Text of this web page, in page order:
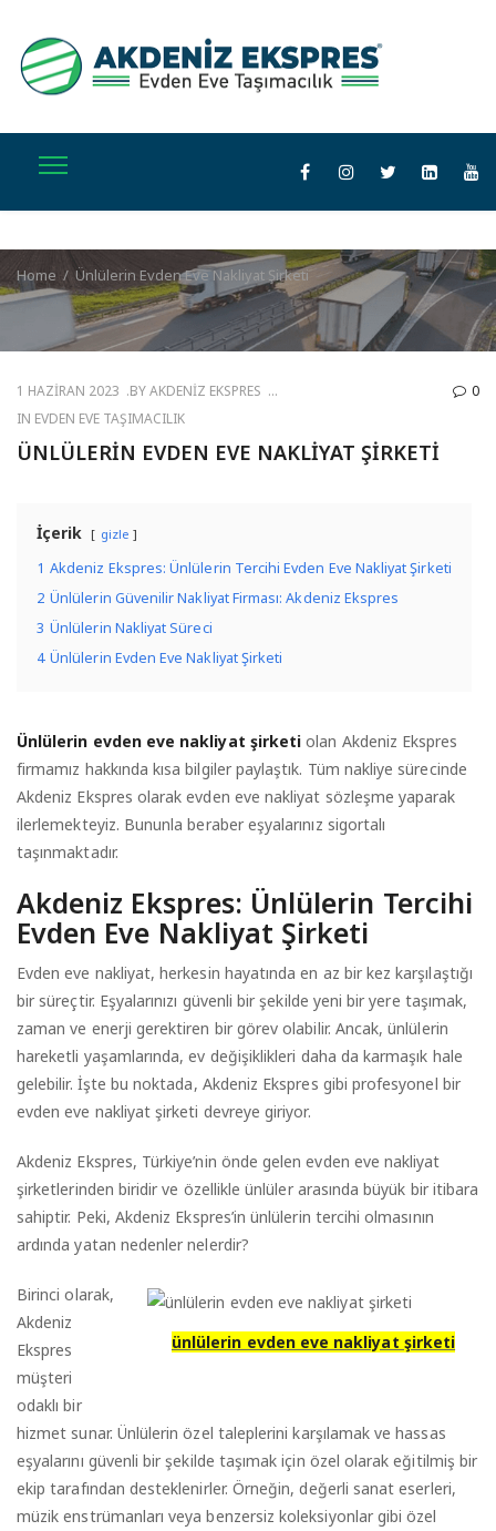
Home / Ünlülerin Evden Eve Nakliyat Şirketi
1 HAZIRAN 2023 BYAKDENIZ EKSPRES
IN EVDEN EVE TAŞIMACILIK
0
ÜNLÜLERIN EVDEN EVE NAKLIYAT ŞIRKETI
İçerik gizle
1 Akdeniz Ekspres: Ünlülerin Tercihi Evden Eve Nakliyat Şirketi
2 Ünlülerin Güvenilir Nakliyat Firması: Akdeniz Ekspres
3 Ünlülerin Nakliyat Süreci
4 Ünlülerin Evden Eve Nakliyat Şirketi
Ünlülerin evden eve nakliyat şirketi olan Akdeniz Ekspres
firmamız hakkında kısa bilgiler paylaştık. Tüm nakliye sürecinde
Akdeniz Ekspres olarak evden eve nakliyat sözleşme yaparak
ilerlemekteyiz. Bununla beraber eşyalarınız sigortalı
taşınmaktadır.
Akdeniz Ekspres: Ünlülerin Tercihi
Evden Eve Nakliyat Şirketi
Evden eve nakliyat, herkesin hayatında en az bir kez karşılaştığı
bir süreçtir. Eşyalarınızı güvenli bir şekilde yeni bir yere taşımak,
zaman ve enerji gerektiren bir görev olabilir. Ancak, ünlülerin
hareketli yaşamlarında, ev değişiklikleri daha da karmaşık hale
gelebilir. İşte bu noktada, Akdeniz Ekspres gibi profesyonel bir
evden eve nakliyat şirketi devreye giriyor.
Akdeniz Ekspres, Türkiye’nin önde gelen evden eve nakliyat
şirketlerinden biridir ve özellikle ünlüler arasında büyük bir itibara
sahiptir. Peki, Akdeniz Ekspres’in ünlülerin tercihi olmasının
ardında yatan nedenler nelerdir?
ünlülerin evden eve nakliyat şirketi
Birinci olarak,
Akdeniz
Ekspres
müşteri
odaklı bir
hizmet sunar. Ünlülerin özel taleplerini karşılamak ve hassas
eşyalarını güvenli bir şekilde taşımak için özel olarak eğitilmiş bir
ekip tarafından desteklenirler. Örneğin, değerli sanat eserleri,
müzik enstrümanları veya benzersiz koleksiyonlar gibi özel